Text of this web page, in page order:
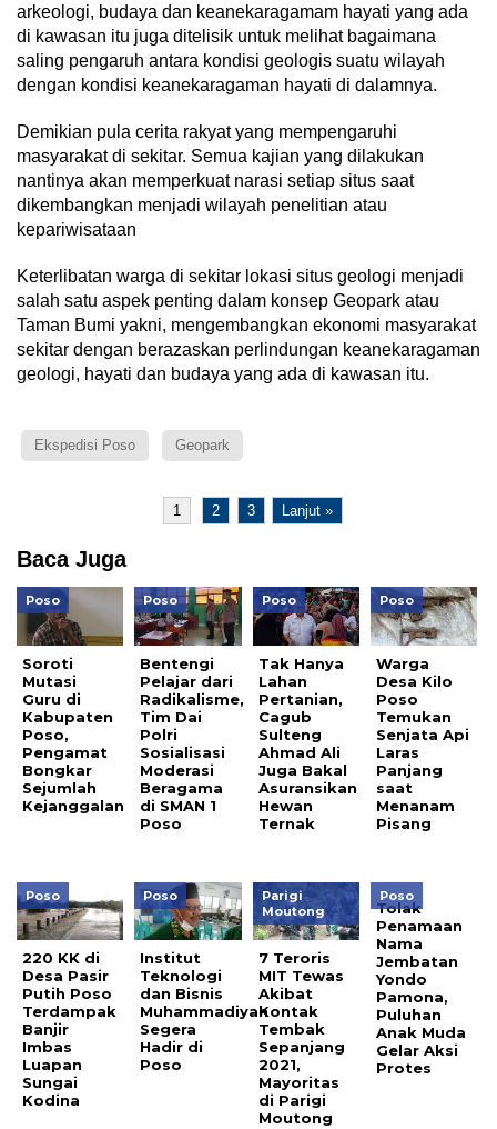
arkeologi, budaya dan keanekaragamam hayati yang ada
di kawasan itu juga ditelisik untuk melihat bagaimana
saling pengaruh antara kondisi geologis suatu wilayah
dengan kondisi keanekaragaman hayati di dalamnya.
Demikian pula cerita rakyat yang mempengaruhi
masyarakat di sekitar. Semua kajian yang dilakukan
nantinya akan memperkuat narasi setiap situs saat
dikembangkan menjadi wilayah penelitian atau
kepariwisataan
Keterlibatan warga di sekitar lokasi situs geologi menjadi
salah satu aspek penting dalam konsep Geopark atau
Taman Bumi yakni, mengembangkan ekonomi masyarakat
sekitar dengan berazaskan perlindungan keanekaragaman
geologi, hayati dan budaya yang ada di kawasan itu.
Ekspedisi Poso Geopark
1 2 3 Lanjut »
Baca Juga
Poso
Soroti
Mutasi
Guru di
Kabupaten
Poso,
Pengamat
Bongkar
Sejumlah
Kejanggalan
Poso
Bentengi
Pelajar dari
Radikalisme,
Tim Dai
Polri
Sosialisasi
Moderasi
Beragama
di SMAN 1
Poso
Poso
Tak Hanya
Lahan
Pertanian,
Cagub
Sulteng
Ahmad Ali
Juga Bakal
Asuransikan
Hewan
Ternak
Poso
Warga
Desa Kilo
Poso
Temukan
Senjata Api
Laras
Panjang
saat
Menanam
Pisang
Poso
220 KK di
Desa Pasir
Putih Poso
Terdampak
Banjir
Imbas
Luapan
Sungai
Kodina
Poso
Institut
Teknologi
dan Bisnis
Muhammadiyah
Segera
Hadir di
Poso
Parigi
Moutong
7 Teroris
MIT Tewas
Akibat
Kontak
Tembak
Sepanjang
2021,
Mayoritas
di Parigi
Moutong
Poso
Tolak
Penamaan
Nama
Jembatan
Yondo
Pamona,
Puluhan
Anak Muda
Gelar Aksi
Protes